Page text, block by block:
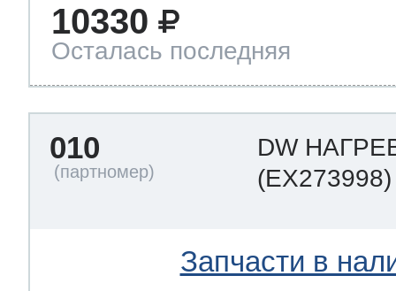
10330
Осталась последняя
010
DW
(EX273998)
Запчасти в